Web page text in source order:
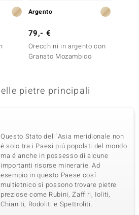
2 à 2,5 mm
Taglio
Taglio rotondo
6 à 2 mm
Taglio
Taglio rotondo
Origine
India
Argento
79,- €
Orecchini in argento con
Granato Mozambico
pietre principali
Questo Stato dell´Asia meridionale non
é solo tra i Paesi piú popolati del mondo
ma é anche in possesso di alcune
importanti risorse minerarie. Ad
esempio in questo Paese cosí
multietnico si possono trovare pietre
preziose come Rubini, Zaffiri, Ioliti,
Chianiti, Rodoliti e Spettroliti.